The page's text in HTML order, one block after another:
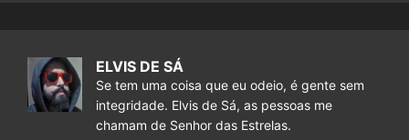
ELVIS DE SÁ
Se tem uma coisa que eu odeio, é gente sem
integridade. Elvis de Sá, as pessoas me
chamam de Senhor das Estrelas.